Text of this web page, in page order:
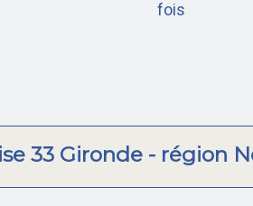
fois
33 Gironde - région